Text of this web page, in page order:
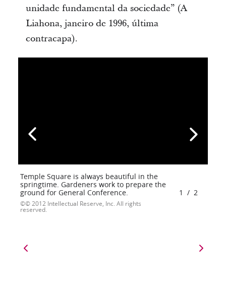
unidade fundamental da sociedade” (A
Liahona, janeiro de 1996, última
contracapa).
Temple Square is always beautiful in the
springtime. Gardeners work to prepare the
ground for General Conference.
© 2012 Intellectual Reserve, Inc. All rights
reserved.
1 / 2